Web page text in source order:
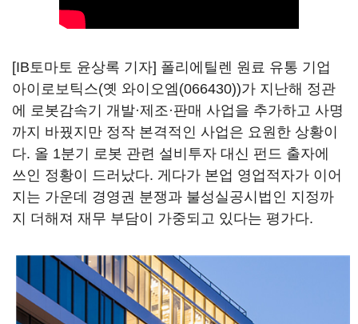
[IB토마토 윤상록 기자] 폴리에틸렌 원료 유통 기업
아이로보틱스(옛 와이오엠(066430))가 지난해 정관
에 로봇감속기 개발·제조·판매 사업을 추가하고 사명
까지 바꿨지만 정작 본격적인 사업은 요원한 상황이
다. 올 1분기 로봇 관련 설비투자 대신 펀드 출자에
쓰인 정황이 드러났다. 게다가 본업 영업적자가 이어
지는 가운데 경영권 분쟁과 불성실공시법인 지정까
지 더해져 재무 부담이 가중되고 있다는 평가다.